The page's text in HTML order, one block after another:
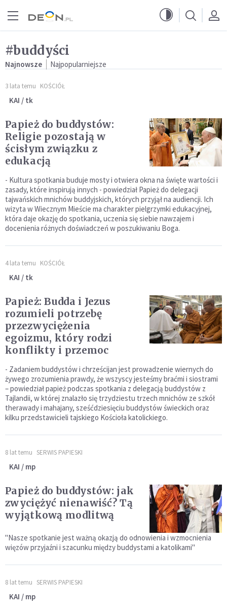
#buddyści
Najnowsze Najpopularniejsze
3 lata temu KOŚCIÓŁ
KAI / tk
Papież do buddystów:
Religie pozostają w
ścisłym związku z
edukacją
- Kultura spotkania buduje mosty i otwiera okna na święte wartości i
zasady, które inspirują innych - powiedział Papież do delegacji
tajwańskich mnichów buddyjskich, których przyjął na audiencji. Ich
wizyta w Wiecznym Mieście ma charakter pielgrzymki edukacyjnej,
która daje okazję do spotkania, uczenia się siebie nawzajem i
docenienia różnych doświadczeń w poszukiwaniu Boga.
4 lata temu KOŚCIÓŁ
KAI / tk
Papież: Budda i Jezus
rozumieli potrzebę
przezwyciężenia
egoizmu, który rodzi
konflikty i przemoc
- Zadaniem buddystów i chrześcijan jest prowadzenie wiernych do
żywego zrozumienia prawdy, że wszyscy jesteśmy braćmi i siostrami
– powiedział papież podczas spotkania z delegacją buddystów z
Tajlandii, w której znalazło się trzydziestu trzech mnichów ze szkół
therawady i mahajany, sześćdziesięciu buddystów świeckich oraz
kilku przedstawicieli tajskiego Kościoła katolickiego.
8 lat temu SERWIS PAPIESKI
KAI / mp
Papież do buddystów: jak
zwyciężyć nienawiść? Tą
wyjątkową modlitwą
"Nasze spotkanie jest ważną okazją do odnowienia i wzmocnienia
więzów przyjaźni i szacunku między buddystami a katolikami"
8 lat temu SERWIS PAPIESKI
KAI / mp